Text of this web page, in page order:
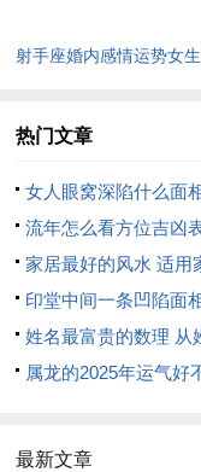
喜神:东北（利于宴客
3.公历：2025年7月19
农历:乙巳年六月十四
【宜】入宅、移徙、
【忌】祭祀、动土、出
【九星吉凶】
射手座婚内感情运势女
热门文章
女人眼窝深陷什么面
窝深陷是短命相吗
流年怎么看方位吉凶
位置怎么看
家居最好的风水 适用
印堂中间一条凹陷面
间有条线沟好不好
姓名最富贵的数理 从
看富豪
属龙的2025年运气好
2025年属龙人的全年运
最新文章